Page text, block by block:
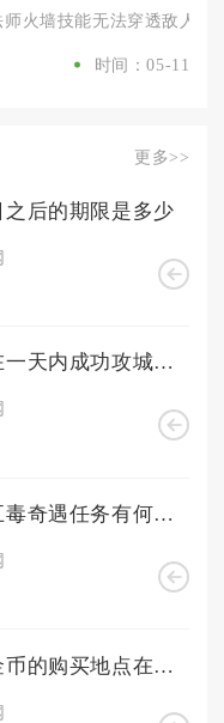
火墙技能无法穿透敌人，
时间：05-11
更多>>
后的期限是多少
马超能否在一天内成功攻城掠地
卧虎藏龙五毒奇遇任务有何奖励
攻城掠地金币的购买地点在哪里